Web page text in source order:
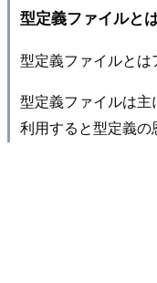
型定義ファイルと
型定義ファイルとは
型定義ファイルは
利用すると型定義の